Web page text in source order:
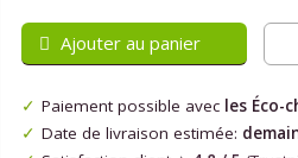
Ajouter au panier
Paiement possible avec les Éco-
Date de livraison estimée: